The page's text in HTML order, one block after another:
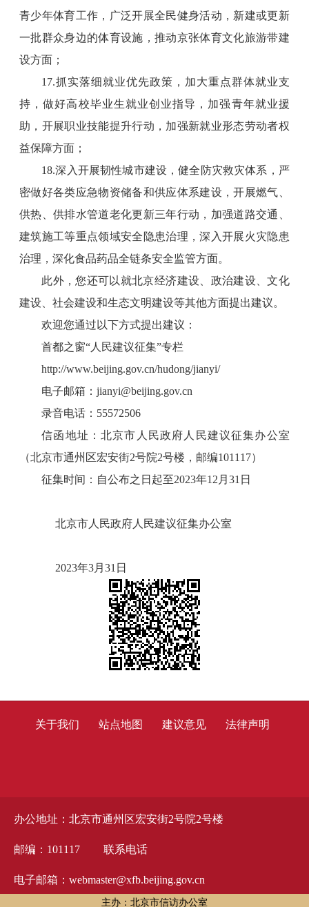
青少年体育工作，广泛开展全民健身活动，新建或更新
一批群众身边的体育设施，推动京张体育文化旅游带建
设方面；
17.抓实落细就业优先政策，加大重点群体就业支
持，做好高校毕业生就业创业指导，加强青年就业援
助，开展职业技能提升行动，加强新就业形态劳动者权
益保障方面；
18.深入开展韧性城市建设，健全防灾救灾体系，严
密做好各类应急物资储备和供应体系建设，开展燃气、
供热、供排水管道老化更新三年行动，加强道路交通、
建筑施工等重点领域安全隐患治理，深入开展火灾隐患
治理，深化食品药品全链条安全监管方面。
此外，您还可以就北京经济建设、政治建设、文化
建设、社会建设和生态文明建设等其他方面提出建议。
欢迎您通过以下方式提出建议：
首都之窗“人民建议征集”专栏
http://www.beijing.gov.cn/hudong/jianyi/
电子邮箱：jianyi@beijing.gov.cn
录音电话：55572506
信函地址：北京市人民政府人民建议征集办公室
（北京市通州区宏安街2号院2号楼，邮编101117）
征集时间：自公布之日起至2023年12月31日
北京市人民政府人民建议征集办公室
2023年3月31日
办公地址：北京市通州区宏安街2号院2号楼
邮编：101117 联系电话
电子邮箱：webmaster@xfb.beijing.gov.cn
关于我们 站点地图 建议意见 法律声明
主办：北京市信访办公室